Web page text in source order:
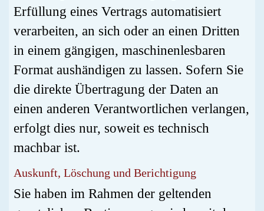
Erfüllung eines Vertrags automatisiert
verarbeiten, an sich oder an einen Dritten
in einem gängigen, maschinenlesbaren
Format aushändigen zu lassen. Sofern Sie
die direkte Übertragung der Daten an
einen anderen Verantwortlichen verlangen,
erfolgt dies nur, soweit es technisch
machbar ist.
Auskunft, Löschung und Berichtigung
Sie haben im Rahmen der geltenden